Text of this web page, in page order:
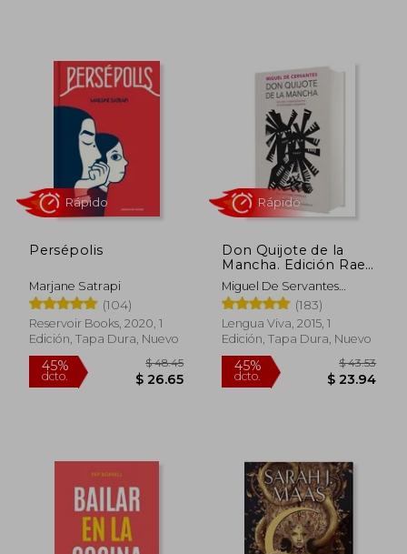
15%
dcto.
Rápido
Rápido Rápido
Persépolis
Marjane Satrapi
(104)
Reservoir Books, 2020, 1
Edición, Tapa Dura, Nuevo
Don Quijote de la
Mancha. Edición Rae /
Don Quixote de la
Mancha. Rae
Miguel De Servantes
Saavedra
(183)
Lengua Viva, 2015, 1
Edición, Tapa Dura, Nuevo